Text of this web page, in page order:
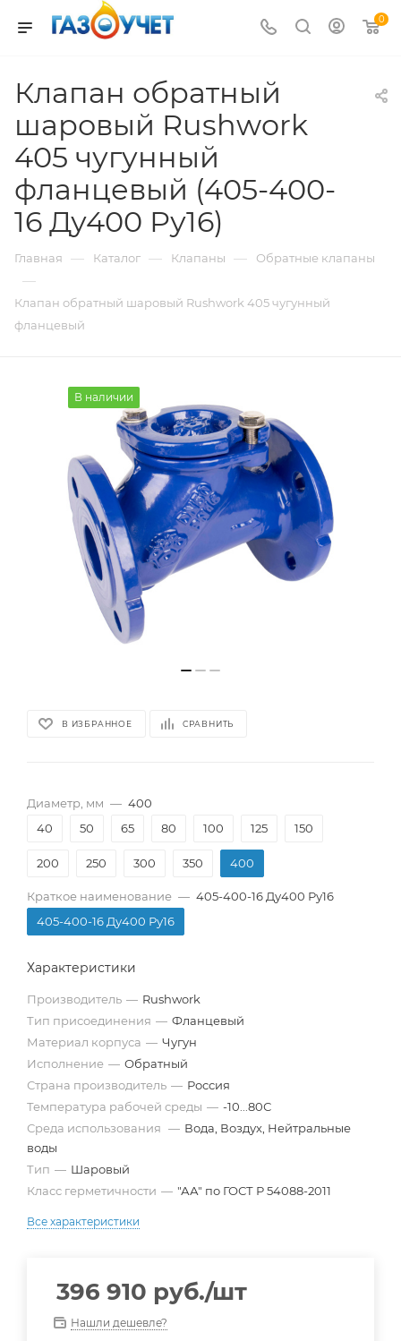
0
Клапан обратный
шаровый Rushwork
405 чугунный
фланцевый (405-400-
16 Ду400 Ру16)
Главная — Каталог — Клапаны — Обратные клапаны
—
Клапан обратный шаровый Rushwork 405 чугунный
фланцевый
В наличии
В ИЗБРАННОЕ СРАВНИТЬ
Диаметр, мм — 400
40
50 65 80 100 125 150
200 250 300 350 400
Краткое наименование — 405-400-16 Ду400 Ру16
405-400-16 Ду400 Ру16
Характеристики
Производитель — Rushwork
Тип присоединения — Фланцевый
Материал корпуса — Чугун
Исполнение — Обратный
Страна производитель — Россия
Температура рабочей среды — -10...80С
Среда использования — Вода, Воздух, Нейтральные
воды
Тип — Шаровый
Класс герметичности — "АА" по ГОСТ Р 54088-2011
Все характеристики
396 910 руб./шт
Нашли дешевле?